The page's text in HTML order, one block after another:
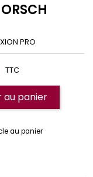
PRO
TTC
au panier
au panier